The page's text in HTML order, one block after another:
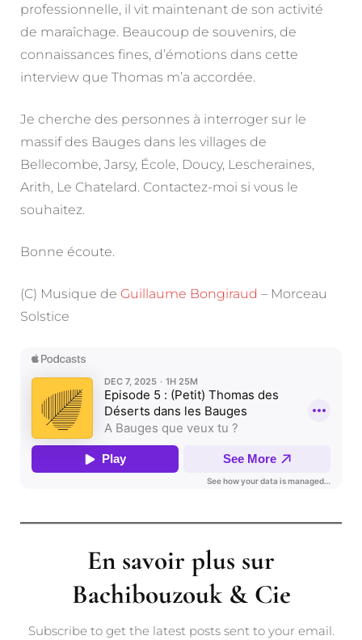
professionnelle, il vit maintenant de son activité
de maraîchage. Beaucoup de souvenirs, de
connaissances fines, d’émotions dans cette
interview que Thomas m’a accordée.
Je cherche des personnes à interroger sur le
massif des Bauges dans les villages de
Bellecombe, Jarsy, École, Doucy, Lescheraines,
Arith, Le Chatelard. Contactez-moi si vous le
souhaitez.
Bonne écoute.
(C) Musique de Guillaume Bongiraud – Morceau
Solstice
En savoir plus sur
Bachibouzouk & Cie
Subscribe to get the latest posts sent to your email.